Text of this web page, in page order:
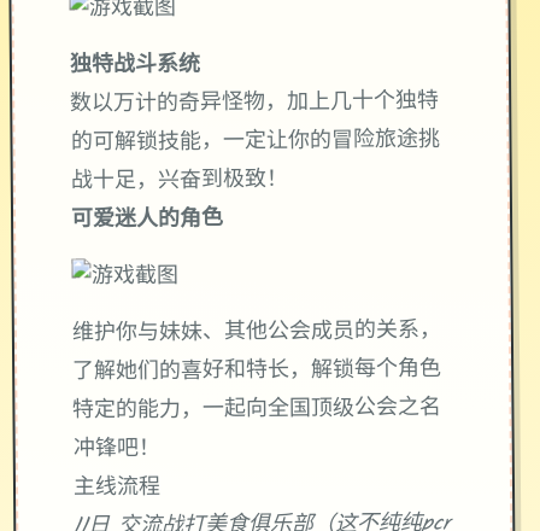
独特战斗系统
数以万计的奇异怪物，加上几十个独特
的可解锁技能，一定让你的冒险旅途挑
战十足，兴奋到极致！
可爱迷人的角色
维护你与妹妹、其他公会成员的关系，
了解她们的喜好和特长，解锁每个角色
特定的能力，一起向全国顶级公会之名
冲锋吧！
主线流程